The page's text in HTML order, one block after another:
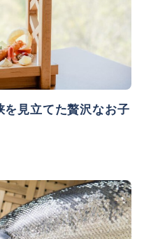
を見立てた贅沢なお子